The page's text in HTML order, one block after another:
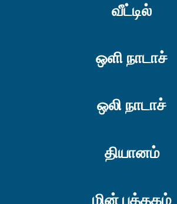
வீட்டில்
ஒளி நாடாச்
ஒலி நாடாச்
தியானம்
மின் புத்தகம்